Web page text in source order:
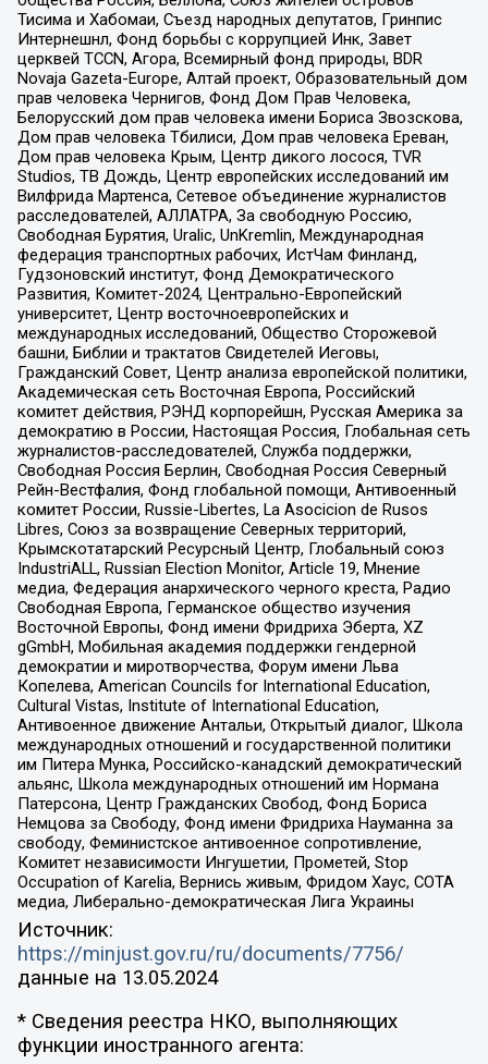
Тисима и Хабомаи, Съезд народных депутатов, Гринпис
Интернешнл, Фонд борьбы с коррупцией Инк, Завет
церквей TCCN, Агора, Всемирный фонд природы, BDR
Novaja Gazeta-Europe, Алтай проект, Образовательный дом
прав человека Чернигов, Фонд Дом Прав Человека,
Белорусский дом прав человека имени Бориса Звозскова,
Дом прав человека Тбилиси, Дом прав человека Ереван,
Дом прав человека Крым, Центр дикого лосося, TVR
Studios, ТВ Дождь, Центр европейских исследований им
Вилфрида Мартенса, Сетевое объединение журналистов
расследователей, АЛЛАТРА, За свободную Россию,
Свободная Бурятия, Uralic, UnKremlin, Международная
федерация транспортных рабочих, ИстЧам Финланд,
Гудзоновский институт, Фонд Демократического
Развития, Комитет-2024, Центрально-Европейский
университет, Центр восточноевропейских и
международных исследований, Общество Сторожевой
башни, Библии и трактатов Свидетелей Иеговы,
Гражданский Совет, Центр анализа европейской политики,
Академическая сеть Восточная Европа, Российский
комитет действия, РЭНД корпорейшн, Русская Америка за
демократию в России, Настоящая Россия, Глобальная сеть
журналистов-расследователей, Служба поддержки,
Свободная Россия Берлин, Свободная Россия Северный
Рейн-Вестфалия, Фонд глобальной помощи, Антивоенный
комитет России, Russie-Libertes, La Asocicion de Rusos
Libres, Союз за возвращение Северных территорий,
Крымскотатарский Ресурсный Центр, Глобальный союз
IndustriALL, Russian Election Monitor, Article 19, Мнение
медиа, Федерация анархического черного креста, Радио
Свободная Европа, Германское общество изучения
Восточной Европы, Фонд имени Фридриха Эберта, XZ
gGmbH, Мобильная академия поддержки гендерной
демократии и миротворчества, Форум имени Льва
Копелева, American Councils for International Education,
Cultural Vistas, Institute of International Education,
Антивоенное движение Антальи, Открытый диалог, Школа
международных отношений и государственной политики
им Питера Мунка, Российско-канадский демократический
альянс, Школа международных отношений им Нормана
Патерсона, Центр Гражданских Свобод, Фонд Бориса
Немцова за Свободу, Фонд имени Фридриха Науманна за
свободу, Феминистское антивоенное сопротивление,
Комитет независимости Ингушетии, Прометей, Stop
Occupation of Karelia, Вернись живым, Фридом Хаус, СОТА
медиа, Либерально-демократическая Лига Украины
Источник:
https://minjust.gov.ru/ru/documents/7756/
данные на 13.05.2024
* Сведения реестра НКО, выполняющих
функции иностранного агента: